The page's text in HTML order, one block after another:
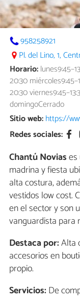
958258921
Pl. del Lino, 1,
Horario:
20:30
20:30
domingoCerrado
Sitio web:https://
Redes sociales:
Chantú Novias
madrina y fiesta
alta costura,
vestidos low cost.
en el sector y son
vanguardista para
Destaca por:Alta
accesorios en
propio.
Servicios:De